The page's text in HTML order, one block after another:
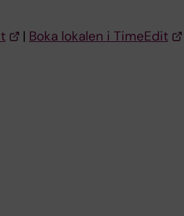
| Boka lokalen i TimeEdit